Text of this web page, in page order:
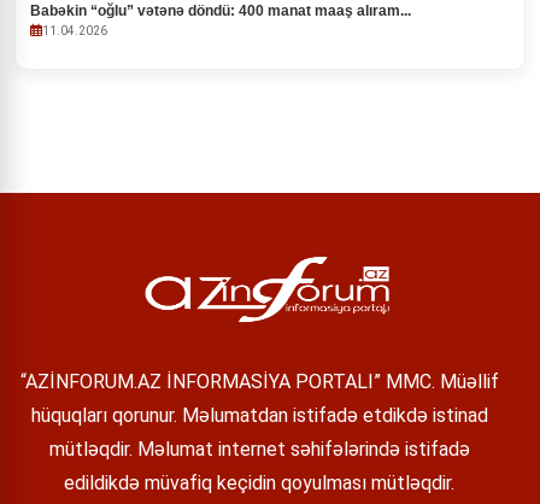
Babəkin “oğlu” vətənə döndü: 400 manat maaş alıram...
11.04.2026
“AZİNFORUM.AZ İNFORMASİYA PORTALI” MMC. Müəllif
hüquqları qorunur. Məlumatdan istifadə etdikdə istinad
mütləqdir. Məlumat internet səhifələrində istifadə
edildikdə müvafiq keçidin qoyulması mütləqdir.